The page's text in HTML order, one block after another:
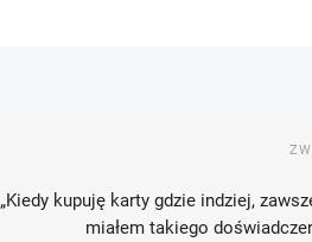
„Kiedy kupuję karty gdzie indziej,
miałem takiego